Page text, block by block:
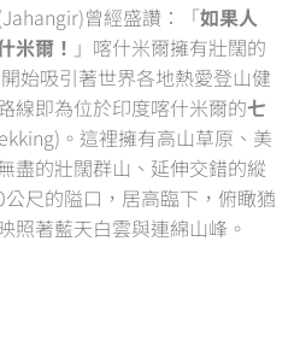
曾經盛讚：「如果人
米爾！ 」喀什米爾擁有壯闊的
始吸引著世界各地熱愛登山健
線即為位於印度喀什米爾的七
。這裡擁有高山草原、美
盡的壯闊群山、延伸交錯的縱
尺的隘口，居高臨下，俯瞰猶
照著藍天白雲與連綿山峰。